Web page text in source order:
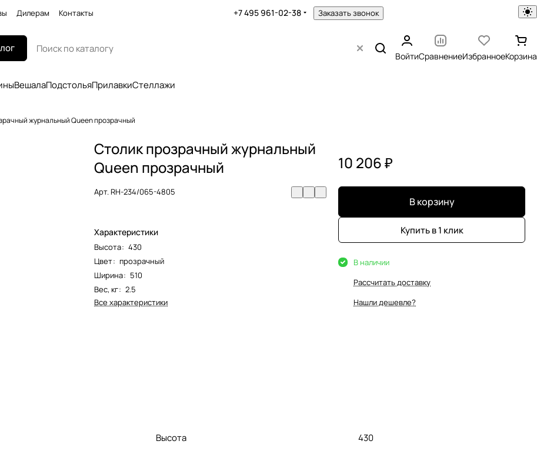
Дилерам Контакты +7 495 961-02-38 Заказать звонок
ВойтиСравнениеИзбранноеКорзина
ВешалаПодстольяПрилавкиСтеллажи
журнальный Queen прозрачный
Столик прозрачный журнальный
Queen прозрачный
Арт.RH-234/065-4805
Характеристики
Высота: 430
Цвет: прозрачный
Ширина: 510
Вес, кг: 2.5
Все характеристики
10 206 ₽
В корзину
Купить в 1 клик
В наличии
Рассчитать доставку
Нашли дешевле?
Высота 430